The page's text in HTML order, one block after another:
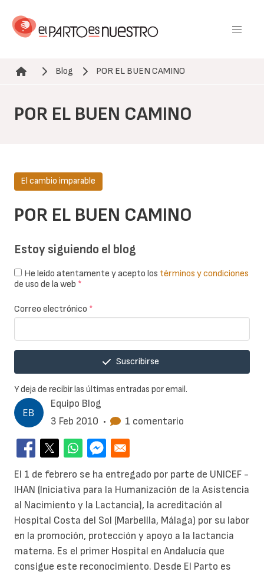
contenido
Ruta de navegación
Blog POR EL BUEN CAMINO
POR EL BUEN CAMINO
Equipo Blog
3 Feb 2010 • 1 comentario
POR EL BUEN CAMINO
El cambio imparable
El 1 de febrero se ha entregado por parte de UNICEF -
IHAN (Iniciativa para la Humanización de la Asistencia
al Nacimiento y la Lactancia), la acreditación al
Hospital Costa del Sol (Marbellla, Málaga) por su labor
en la promoción, protección y apoyo a la lactancia
materna. Es el primer Hospital en Andalucía que
consigue este reconocimiento. Desde El Parto es
Estoy siguiendo el blog
He leído atentamente y acepto los términos y condiciones
de uso de la web *
Correo electrónico *
Suscribirse
Y deja de recibir las últimas entradas por email.